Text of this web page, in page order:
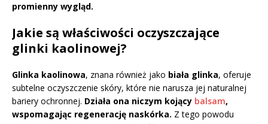
promienny wygląd.
Jakie są właściwości oczyszczające
glinki kaolinowej?
Glinka kaolinowa, znana również jako biała glinka, oferuje
subtelne oczyszczenie skóry, które nie narusza jej naturalnej
bariery ochronnej. Działa ona niczym kojący balsam,
wspomagając regenerację naskórka. Z tego powodu